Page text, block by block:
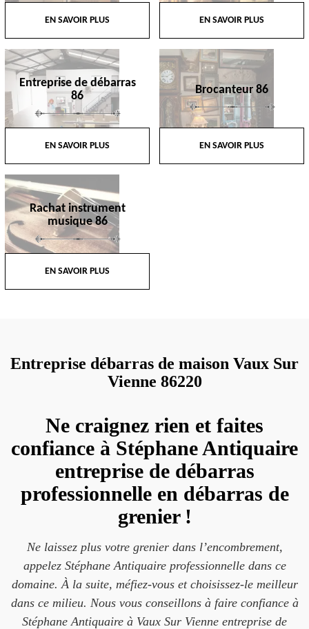
EN SAVOIR PLUS EN SAVOIR PLUS
Entreprise de débarras
86
EN SAVOIR PLUS
Brocanteur 86
EN SAVOIR PLUS
Rachat instrument
musique 86
EN SAVOIR PLUS
Entreprise débarras de maison Vaux Sur
Vienne 86220
Ne craignez rien et faites
confiance à Stéphane Antiquaire
entreprise de débarras
professionnelle en débarras de
grenier !
Ne laissez plus votre grenier dans l’encombrement,
appelez Stéphane Antiquaire professionnelle dans ce
domaine. À la suite, méfiez-vous et choisissez-le meilleur
dans ce milieu. Nous vous conseillons à faire confiance à
Stéphane Antiquaire à Vaux Sur Vienne entreprise de